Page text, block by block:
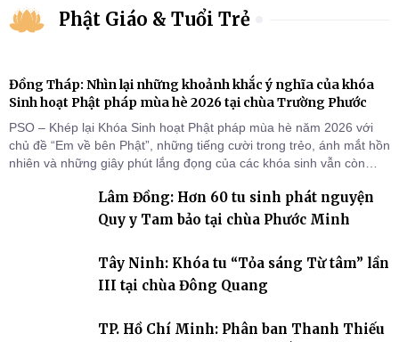
Phật Giáo & Tuổi Trẻ
Đồng Tháp: Nhìn lại những khoảnh khắc ý nghĩa của khóa
Sinh hoạt Phật pháp mùa hè 2026 tại chùa Trường Phước
PSO – Khép lại Khóa Sinh hoạt Phật pháp mùa hè năm 2026 với
chủ đề “Em về bên Phật”, những tiếng cười trong trẻo, ánh mắt hồn
nhiên và những giây phút lắng đọng của các khóa sinh vẫn còn
Tháp). Những tuần tu học ngắn ngủi nhưng đã trở thành hành
trang quý báu, gieo những hạt giống thiện l
Lâm Đồng: Hơn 60 tu sinh phát nguyện
Quy y Tam bảo tại chùa Phước Minh
Tây Ninh: Khóa tu “Tỏa sáng Từ tâm” lần
III tại chùa Đông Quang
TP. Hồ Chí Minh: Phân ban Thanh Thiếu